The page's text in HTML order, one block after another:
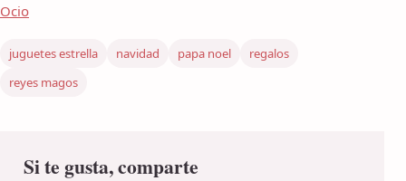
Ocio
juguetes estrella navidad papa noel
regalos
reyes magos
Si te gusta, comparte